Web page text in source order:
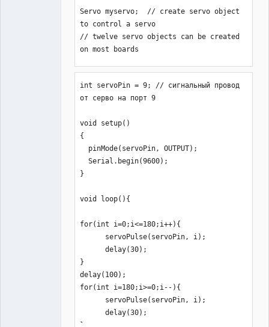
Servo myservo;  // create servo object
to control a servo
// twelve servo objects can be created
on most boards
int pos = 0;    // variable to store
the servo position
  myservo.attach(9);  // attaches the
servo on pin 9 to the servo object
void loop() {
{ // goes from 0 degrees to 180
    // in steps of 1 degree
// tell servo to go to position in
variable 'pos'
    delay(30);
// waits 15ms for the servo to reach
the position
int servoPin = 9; // сигнальный провод
от серво на порт 9
void setup()
{
  Serial.begin(9600);
}
void loop(){
for(int i=0;i<=180;i++){
      delay(30);
}
delay(100);
for(int i=180;i>=0;i--){
      delay(30);